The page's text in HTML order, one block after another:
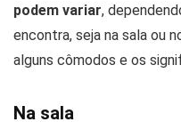
podem variar,
encontra, seja na sala ou
alguns cômodos e os
Na sala